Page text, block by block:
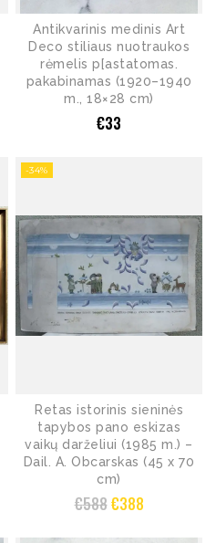
Antikvarinis medinis Art
Deco stiliaus nuotraukos
rėmelis p[astatomas.
pakabinamas (1920–1940
m., 18×28 cm)
€33
-34%
Retas istorinis sieninės
tapybos pano eskizas
vaikų darželiui (1985 m.) –
Dail. A. Obcarskas (45 x 70
cm)
€588€388